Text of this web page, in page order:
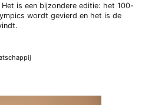
is een bijzondere editie: het 100-
wordt gevierd en het is de